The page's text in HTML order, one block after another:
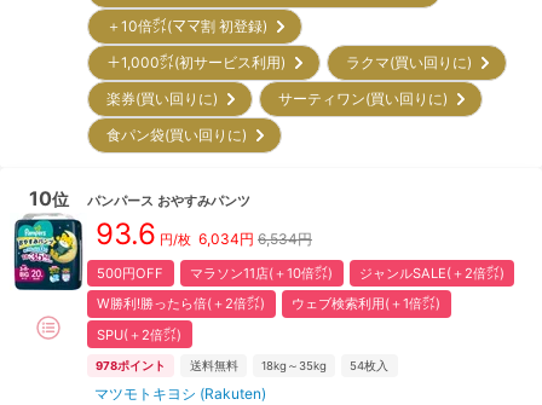
＋10倍㌽(ママ割 初登録)
＋1,000㌽(初サービス利用)
ラクマ(買い回りに)
楽券(買い回りに)
サーティワン(買い回りに)
食パン袋(買い回りに)
10位 パンパース おやすみパンツ
93.6 円/枚 6,034円 6,534円
500円OFF マラソン11店(＋10倍㌽)
ジャンルSALE(＋2倍㌽)
W勝利!勝ったら倍(＋2倍㌽)
ウェブ検索利用(＋1倍㌽)
SPU(＋2倍㌽)
978ポイント 送料無料 18kg～35kg 54枚入
マツモトキヨシ (Rakuten)